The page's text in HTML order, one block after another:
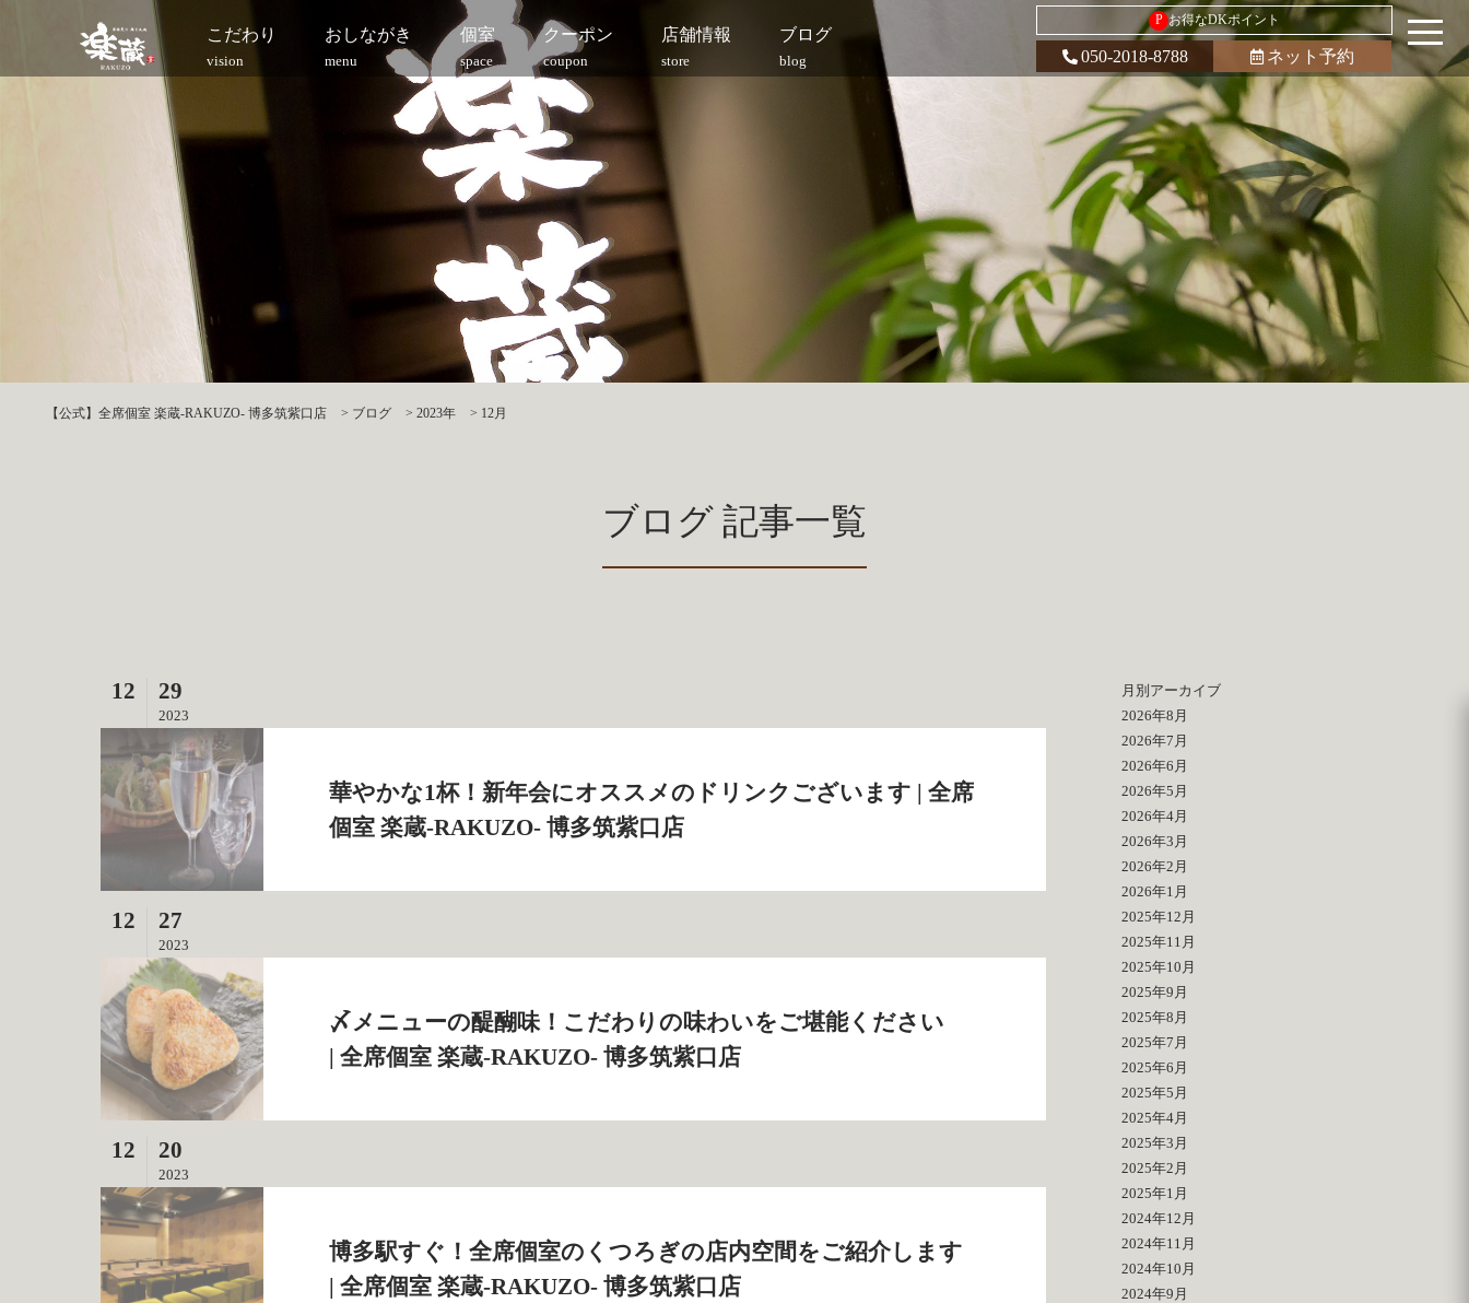
こだわり
vision
おしながき
menu
個室
space
クーポン
coupon
店舗情報
store
ブログ
blog
P お得なDKポイント
050-2018-8788 ネット予約
【公式】全席個室 楽蔵‐RAKUZO‐ 博多筑紫口店 > ブログ > 2023年 > 12月
ブログ 記事一覧
12 29
2023
華やかな1杯！新年会にオススメのドリンクございます | 全席
個室 楽蔵‐RAKUZO‐ 博多筑紫口店
12 27
2023
〆メニューの醍醐味！こだわりの味わいをご堪能ください
| 全席個室 楽蔵‐RAKUZO‐ 博多筑紫口店
12 20
2023
博多駅すぐ！全席個室のくつろぎの店内空間をご紹介します
| 全席個室 楽蔵‐RAKUZO‐ 博多筑紫口店
月別アーカイブ
2026年8月
2026年7月
2026年6月
2026年5月
2026年4月
2026年3月
2026年2月
2026年1月
2025年12月
2025年11月
2025年10月
2025年9月
2025年8月
2025年7月
2025年6月
2025年5月
2025年4月
2025年3月
2025年2月
2025年1月
2024年12月
2024年11月
2024年10月
2024年9月